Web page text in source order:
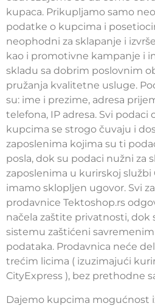
kupaca. Prikupljamo samo
podatke o kupcima i
neophodni za sklapanje i
kao i promotivne kampanje i
skladu sa dobrim poslovnim
pružanja kvalitetne usluge.
su: ime i prezime, adresa
telefona, IP adresa. Svi podaci
kupcima se strogo čuvaju i
zaposlenima kojima su ti
posla, dok su podaci nužni za
zaposlenima u kurirskoj službi
imamo sklopljen ugovor. Svi
prodavnice Tektoshop.rs
načela zaštite privatnosti, dok
sistemu zaštićeni
podataka. Prodavnica neće
trećim licima ( izuzimajući
CityExpress ), bez prethodne
Dajemo kupcima mogućnost